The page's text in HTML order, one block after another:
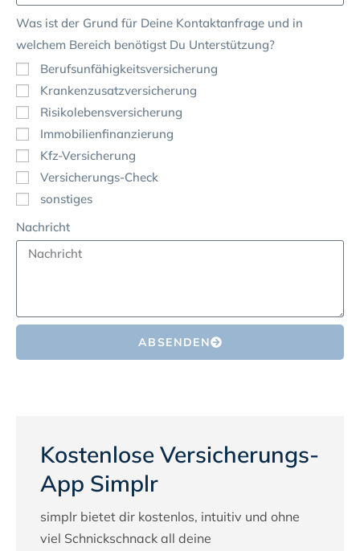
Was ist der Grund für Deine Kontaktanfrage und in
welchem Bereich benötigst Du Unterstützung?
Berufsunfähigkeitsversicherung
Krankenzusatzversicherung
Risikolebensversicherung
Immobilienfinanzierung
Kfz-Versicherung
Versicherungs-Check
sonstiges
Nachricht
ABSENDEN
Kostenlose Versicherungs-
App Simplr
simplr bietet dir kostenlos, intuitiv und ohne
viel Schnickschnack all deine